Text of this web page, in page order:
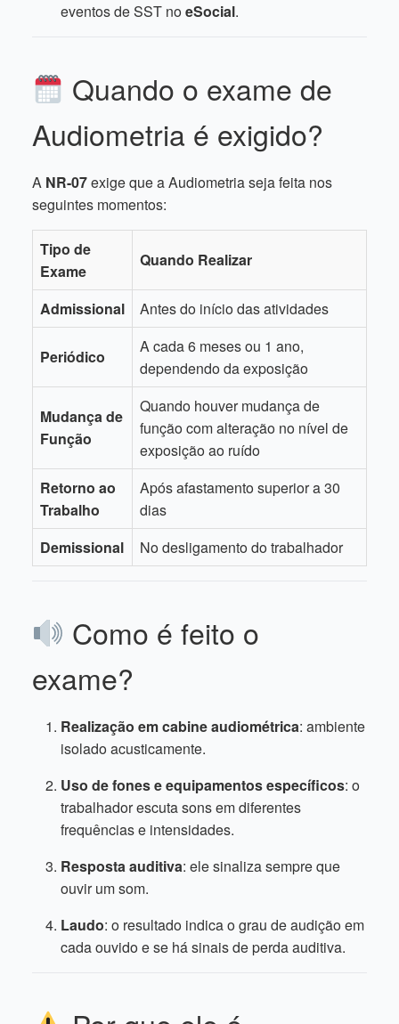
eventos de SST noeSocial.
Quando o exame de
Audiometria é exigido?
A NR-07exige que a Audiometria seja feita nos
seguintes momentos:
Tipo de
Exame
Quando Realizar
Admissional Antes do início das atividades
Periódico
A cada 6 meses ou 1 ano,
dependendo da exposição
Mudança de
Função
Quando houver mudança de
função com alteração no nível de
exposição ao ruído
Retorno ao
Trabalho
Após afastamento superior a 30
dias
Demissional
No desligamento do trabalhador
Como é feito o
exame?
Realização em cabine audiométrica: ambiente
isolado acusticamente.
Uso de fones e equipamentos específicos: o
trabalhador escuta sons em diferentes
frequências e intensidades.
Resposta auditiva: ele sinaliza sempre que
ouvir um som.
Laudo: o resultado indica o grau de audição em
cada ouvido e se há sinais de perda auditiva.